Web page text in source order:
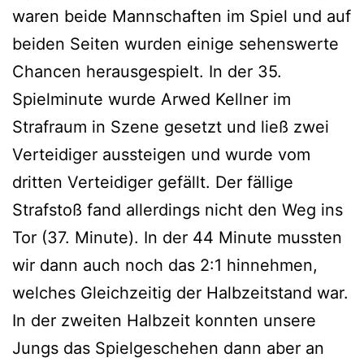
waren beide Mannschaften im Spiel und auf
beiden Seiten wurden einige sehenswerte
Chancen herausgespielt. In der 35.
Spielminute wurde Arwed Kellner im
Strafraum in Szene gesetzt und ließ zwei
Verteidiger aussteigen und wurde vom
dritten Verteidiger gefällt. Der fällige
Strafstoß fand allerdings nicht den Weg ins
Tor (37. Minute). In der 44 Minute mussten
wir dann auch noch das 2:1 hinnehmen,
welches Gleichzeitig der Halbzeitstand war.
In der zweiten Halbzeit konnten unsere
Jungs das Spielgeschehen dann aber an